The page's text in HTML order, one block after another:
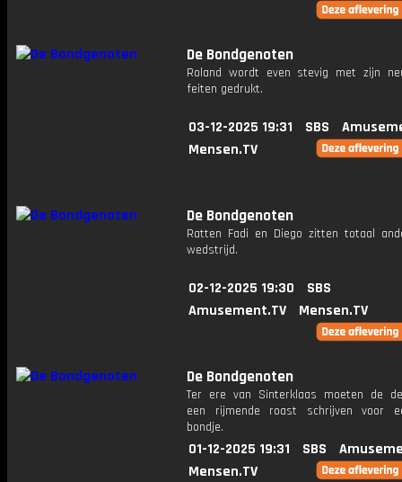
De Bondgenoten
Roland wordt even stevig met zijn
feiten gedrukt.
03-12-2025 19:31 SBS
Mensen.TV
De Bondgenoten
Ratten Fadi en Diego zitten totaal
wedstrijd.
02-12-2025 19:30
SBS
Amusement.TV
Mensen.TV
De Bondgenoten
Ter ere van Sinterklaas moeten de
een rijmende roast schrijven voor
bondje.
01-12-2025 19:31 SBS
Mensen.TV